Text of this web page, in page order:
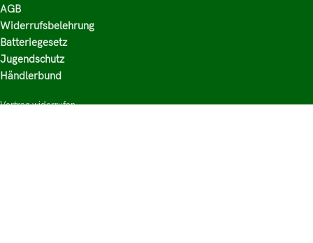
AGB
Widerrufsbelehrung
Batteriegesetz
Jugendschutz
Händlerbund
Vertrag widerrufen